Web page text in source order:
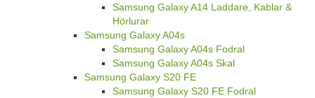
Samsung Galaxy A14 Laddare, Kablar &
Hörlurar
Samsung Galaxy A04s
Samsung Galaxy A04s Fodral
Samsung Galaxy A04s Skal
Samsung Galaxy S20 FE
Samsung Galaxy S20 FE Fodral